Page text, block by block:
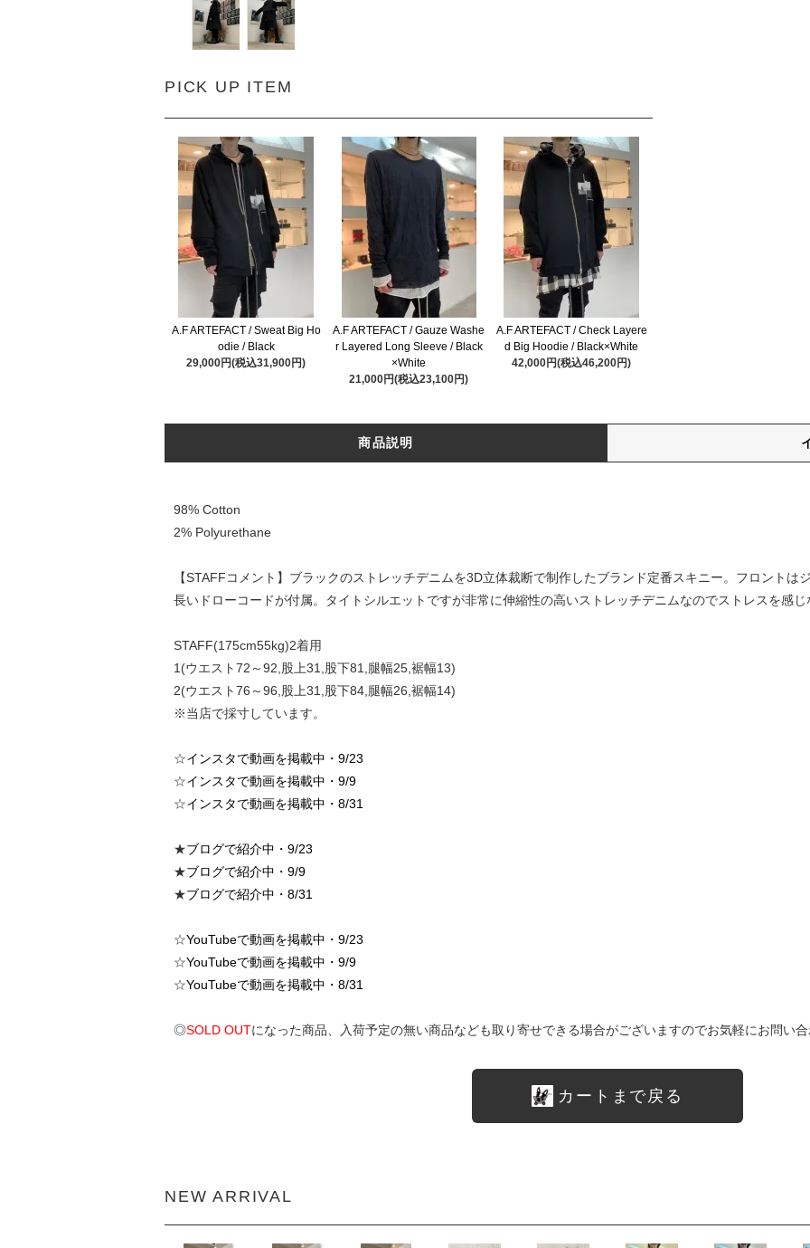
PICK UP ITEM
A.F ARTEFACT / Sweat Big Ho
odie / Black
29,000円(税込31,900円)
A.F ARTEFACT / Gauze Washe
r Layered Long Sleeve / Black
×White
21,000円(税込23,100円)
A.F ARTEFACT / Check Layere
d Big Hoodie / Black×White
42,000円(税込46,200円)
商品説明
98% Cotton
2% Polyurethane
【STAFFコメント】ブラックのストレッチデニムを3D立体裁断で制作したブランド定番スキニー。フロントは
長いドローコードが付属。タイトシルエットですが非常に伸縮性の高いストレッチデニムなのでストレスを感
STAFF(175cm55kg)2着用
1(ウエスト72～92,股上31,股下81,腿幅25,裾幅13)
2(ウエスト76～96,股上31,股下84,腿幅26,裾幅14)
※当店で採寸しています。
☆インスタで動画を掲載中・9/23
☆インスタで動画を掲載中・9/9
☆インスタで動画を掲載中・8/31
★ブログで紹介中・9/23
★ブログで紹介中・9/9
★ブログで紹介中・8/31
☆YouTubeで動画を掲載中・9/23
☆YouTubeで動画を掲載中・9/9
☆YouTubeで動画を掲載中・8/31
◎SOLD OUTになった商品、入荷予定の無い商品なども取り寄せできる場合がございますのでお気軽にお問い
カートまで戻る
NEW ARRIVAL